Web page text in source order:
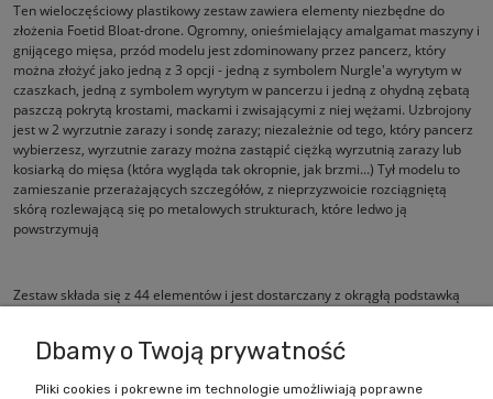
Ten wieloczęściowy plastikowy zestaw zawiera elementy niezbędne do
złożenia Foetid Bloat-drone. Ogromny, onieśmielający amalgamat maszyny i
gnijącego mięsa, przód modelu jest zdominowany przez pancerz, który
można złożyć jako jedną z 3 opcji - jedną z symbolem Nurgle'a wyrytym w
czaszkach, jedną z symbolem wyrytym w pancerzu i jedną z ohydną zębatą
paszczą pokrytą krostami, mackami i zwisającymi z niej wężami. Uzbrojony
jest w 2 wyrzutnie zarazy i sondę zarazy; niezależnie od tego, który pancerz
wybierzesz, wyrzutnie zarazy można zastąpić ciężką wyrzutnią zarazy lub
kosiarką do mięsa (która wygląda tak okropnie, jak brzmi...) Tył modelu to
zamieszanie przerażających szczegółów, z nieprzyzwoicie rozciągniętą
skórą rozlewającą się po metalowych strukturach, które ledwo ją
powstrzymują
Zestaw składa się z 44 elementów i jest dostarczany z okrągłą podstawką
Dbamy o Twoją prywatność
Pliki cookies i pokrewne im technologie umożliwiają poprawne